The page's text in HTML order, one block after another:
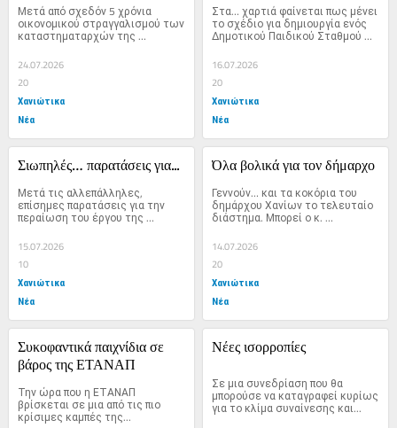
Μετά από σχεδόν 5 χρόνια
οικονομικού στραγγαλισμού των
καταστηματαρχών της
Δημοτικής Αγοράς, ήρθε χθες...
24.07.2026
20
Χανιώτικα
Νέα
Στα… χαρτιά φαίνεται πως μένει
το σχέδιο για δημιουργία ενός
Δημοτικού Παιδικού Σταθμού
στον...
16.07.2026
20
Χανιώτικα
Νέα
Σιωπηλές… παρατάσεις για...
Μετά τις αλλεπάλληλες,
επίσημες παρατάσεις για την
περαίωση του έργου της
Δημοτικής Αγοράς, έχουμε...
15.07.2026
10
Χανιώτικα
Νέα
Όλα βολικά για τον δήμαρχο
Γεννούν… και τα κοκόρια του
δημάρχου Χανίων το τελευταίο
διάστημα. Μπορεί ο κ.
Σημανδηράκης...
14.07.2026
20
Χανιώτικα
Νέα
Συκοφαντικά παιχνίδια σε
βάρος της ΕΤΑΝΑΠ
Την ώρα που η ΕΤΑΝΑΠ
βρίσκεται σε μια από τις πιο
κρίσιμες καμπές της...
Νέες ισορροπίες
Σε μια συνεδρίαση που θα
μπορούσε να καταγραφεί κυρίως
για το κλίμα συναίνεσης και...